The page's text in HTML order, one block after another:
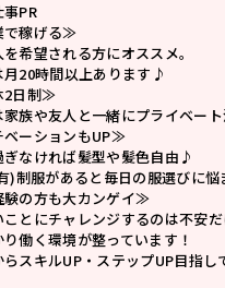
PR
稼げる≫
希望される方にオススメ。
月20時間以上あります♪
日制≫
族や友人と一緒にプライベート
ーションもUP≫
ぎなければ髪型や髪色自由♪
)制服があると毎日の服選びに
の方も大カンゲイ≫
とにチャレンジするのは不安だ
り働く環境が整っています！
らスキルUP・ステップUP目指し